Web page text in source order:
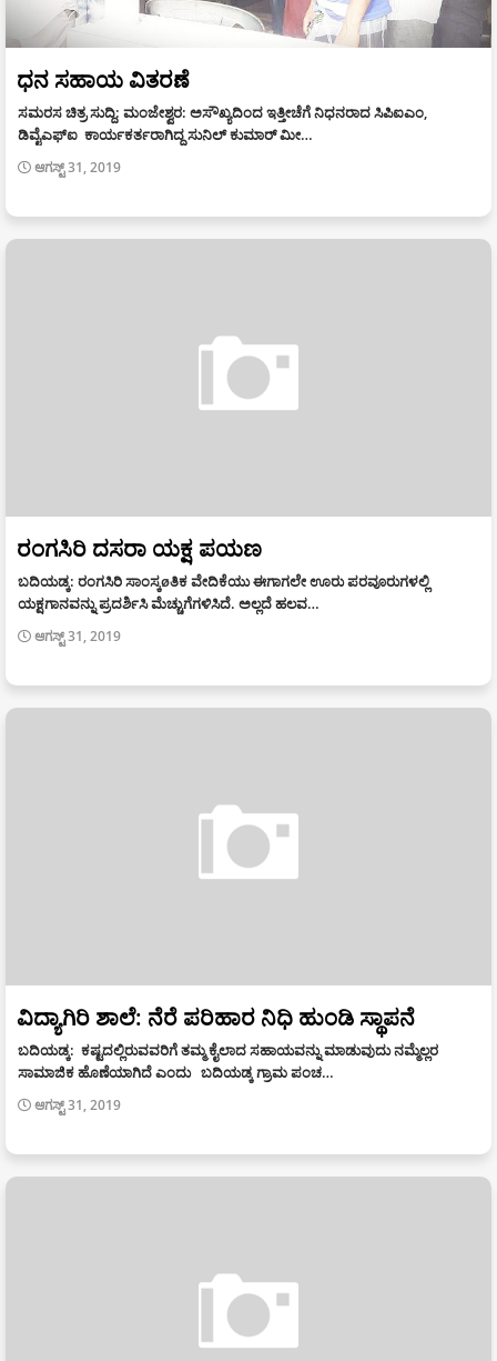
ಧನ ಸಹಾಯ ವಿತರಣೆ
ಸಮರಸ ಚಿತ್ರ ಸುದ್ದಿ: ಮಂಜೇಶ್ವರ: ಅಸೌಖ್ಯದಿಂದ ಇತ್ತೀಚೆಗೆ ನಿಧನರಾದ ಸಿಪಿಐಎಂ,
ಡಿವೈಎಫ್‍ಐ ಕಾರ್ಯಕರ್ತರಾಗಿದ್ದ ಸುನಿಲ್ ಕುಮಾರ್ ಮೀ…
ಆಗಸ್ಟ್ 31, 2019
ರಂಗಸಿರಿ ದಸರಾ ಯಕ್ಷ ಪಯಣ
ಬದಿಯಡ್ಕ: ರಂಗಸಿರಿ ಸಾಂಸ್ಕøತಿಕ ವೇದಿಕೆಯು ಈಗಾಗಲೇ ಊರು ಪರವೂರುಗಳಲ್ಲಿ
ಯಕ್ಷಗಾನವನ್ನು ಪ್ರದರ್ಶಿಸಿ ಮೆಚ್ಚುಗೆಗಳಿಸಿದೆ. ಅಲ್ಲದೆ ಹಲವ…
ಆಗಸ್ಟ್ 31, 2019
ವಿದ್ಯಾಗಿರಿ ಶಾಲೆ: ನೆರೆ ಪರಿಹಾರ ನಿಧಿ ಹುಂಡಿ ಸ್ಥಾಪನೆ
ಬದಿಯಡ್ಕ: ಕಷ್ಟದಲ್ಲಿರುವವರಿಗೆ ತಮ್ಮ ಕೈಲಾದ ಸಹಾಯವನ್ನು ಮಾಡುವುದು ನಮ್ಮೆಲ್ಲರ
ಸಾಮಾಜಿಕ ಹೊಣೆಯಾಗಿದೆ ಎಂದು ಬದಿಯಡ್ಕ ಗ್ರಾಮ ಪಂಚ…
ಆಗಸ್ಟ್ 31, 2019